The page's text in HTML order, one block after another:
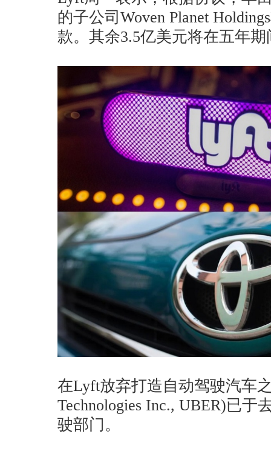
的子公司Woven Planet
款。其余3.5亿美元将在五年
在Lyft放弃打造自动驾驶汽车
Technologies Inc., UBER)已于
驶部门。